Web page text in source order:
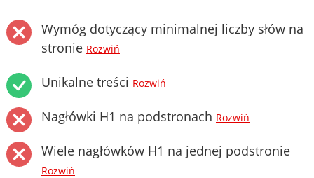
Wymóg dotyczący minimalnej liczby słów na
stronie Rozwiń
Unikalne treści Rozwiń
Nagłówki H1 na podstronach Rozwiń
Wiele nagłówków H1 na jednej podstronie
Rozwiń